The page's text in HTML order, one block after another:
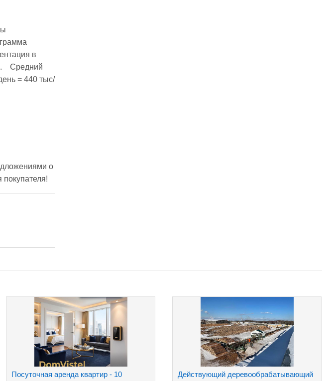
= 440 тыс/
о
Посуточная аренда квартир - 10
Действующий деревообрабатывающий